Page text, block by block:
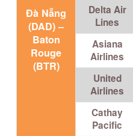
Đà Nẵng
(DAD) –
Baton
Rouge
(BTR)
Delta Air
Lines
Asiana
Airlines
United
Airlines
Cathay
Pacific